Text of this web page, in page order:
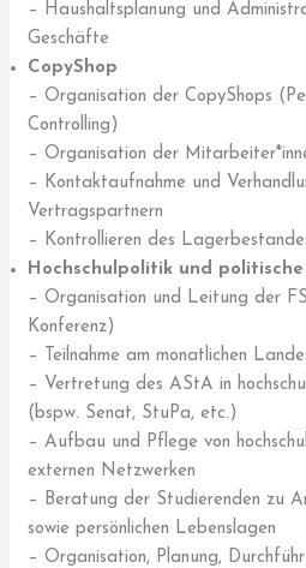
– Haushaltsplanung und
Geschäfte
CopyShop
– Organisation der CopyShops
Controlling)
– Organisation der
– Kontaktaufnahme und
Vertragspartnern
– Kontrollieren des
Hochschulpolitik und
– Organisation und Leitung der
Konferenz)
– Teilnahme am monatlichen
– Vertretung des AStA in
(bspw. Senat, StuPa, etc.)
– Aufbau und Pflege von
externen Netzwerken
– Beratung der Studierenden zu
sowie persönlichen Lebenslagen
– Organisation, Planung,